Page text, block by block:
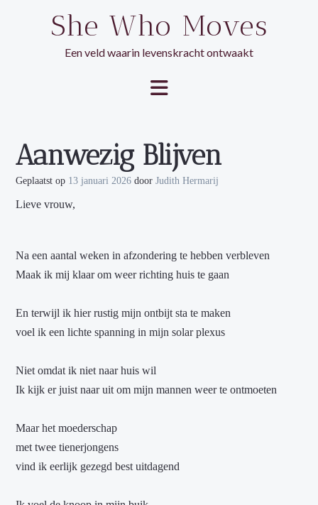
She Who Moves
Een veld waarin levenskracht ontwaakt
Aanwezig Blijven
Geplaatst op 13 januari 2026 door Judith Hermarij
Lieve vrouw,
Na een aantal weken in afzondering te hebben verbleven
Maak ik mij klaar om weer richting huis te gaan
En terwijl ik hier rustig mijn ontbijt sta te maken
voel ik een lichte spanning in mijn solar plexus
Niet omdat ik niet naar huis wil
Ik kijk er juist naar uit om mijn mannen weer te ontmoeten
Maar het moederschap
met twee tienerjongens
vind ik eerlijk gezegd best uitdagend